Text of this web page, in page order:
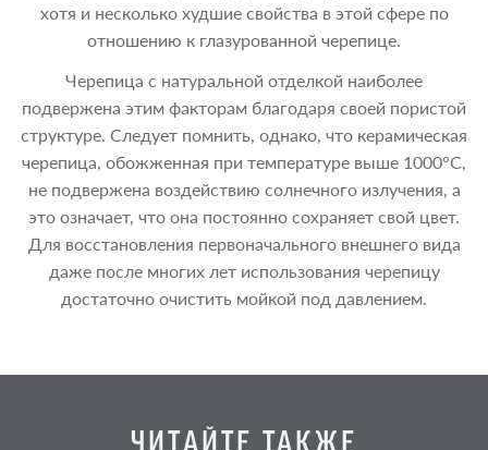
хотя и несколько худшие свойства в этой сфере по
отношению к глазурованной черепице.
Черепица с натуральной отделкой наиболее
подвержена этим факторам благодаря своей пористой
структуре. Следует помнить, однако, что керамическая
черепица, обожженная при температуре выше 1000°C,
не подвержена воздействию солнечного излучения, а
это означает, что она постоянно сохраняет свой цвет.
Для восстановления первоначального внешнего вида
даже после многих лет использования черепицу
достаточно очистить мойкой под давлением.
ЧИТАЙТЕ ТАКЖЕ